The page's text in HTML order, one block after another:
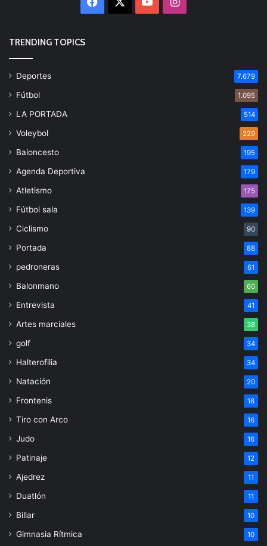
TRENDING TOPICS
Deportes 7.679
Fútbol 1.095
LA PORTADA 514
Voleybol 229
Baloncesto 195
Agenda Deportiva 179
Atletismo 175
Fútbol sala 139
Ciclismo 90
Portada 88
pedroneras 61
Balonmano 60
Entrevista 41
Artes marciales 38
golf 34
Halterofilia 34
Natación 20
Frontenis 18
Tiro con Arco 16
Judo 16
Patinaje 12
Ajedrez 11
Duatlón 11
Billar 10
Gimnasia Rítmica 10